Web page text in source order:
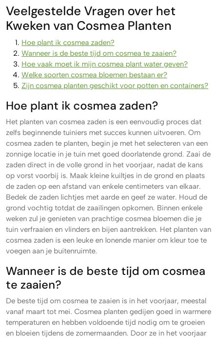
Veelgestelde Vragen over het
Kweken van Cosmea Planten
Hoe plant ik cosmea zaden?
Wanneer is de beste tijd om cosmea te zaaien?
Hoe vaak moet ik mijn cosmea plant water geven?
Welke soorten cosmea bloemen bestaan er?
Zijn cosmea planten geschikt voor potten en containers?
Hoe plant ik cosmea zaden?
Het planten van cosmea zaden is een eenvoudig proces dat
zelfs beginnende tuiniers met succes kunnen uitvoeren. Om
cosmea zaden te planten, begin je met het selecteren van een
zonnige locatie in je tuin met goed doorlatende grond. Zaai de
zaden direct in de volle grond in het voorjaar, nadat de kans
op vorst voorbij is. Maak kleine kuiltjes in de grond en plaats
de zaden op een afstand van enkele centimeters van elkaar.
Bedek de zaden lichtjes met aarde en geef ze water. Houd de
grond vochtig totdat de zaailingen opkomen. Binnen enkele
weken zul je genieten van prachtige cosmea bloemen die je
tuin verfraaien en vlinders en bijen aantrekken. Het planten van
cosmea zaden is een leuke en lonende manier om kleur toe te
voegen aan je buitenruimte.
Wanneer is de beste tijd om cosmea
te zaaien?
De beste tijd om cosmea te zaaien is in het voorjaar, meestal
vanaf maart tot mei. Cosmea planten gedijen goed in warmere
temperaturen en hebben voldoende tijd nodig om te groeien
en bloeien tijdens de zomermaanden. Door ze in het voorjaar